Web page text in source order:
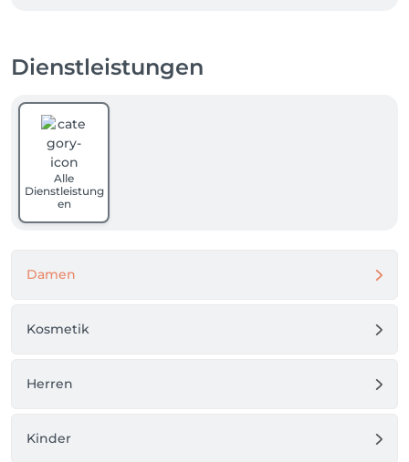
angepasst. Beachte also, wenn du im Juli einen
neuen Preis. Diese werden Ende Juli auf unserer
Webseite bekannt gegeben.
Bis bald, wir freuen uns <3
Dienstleistungen
Alle
Dienstleistung
en
Damen
Kosmetik
Herren
Kinder